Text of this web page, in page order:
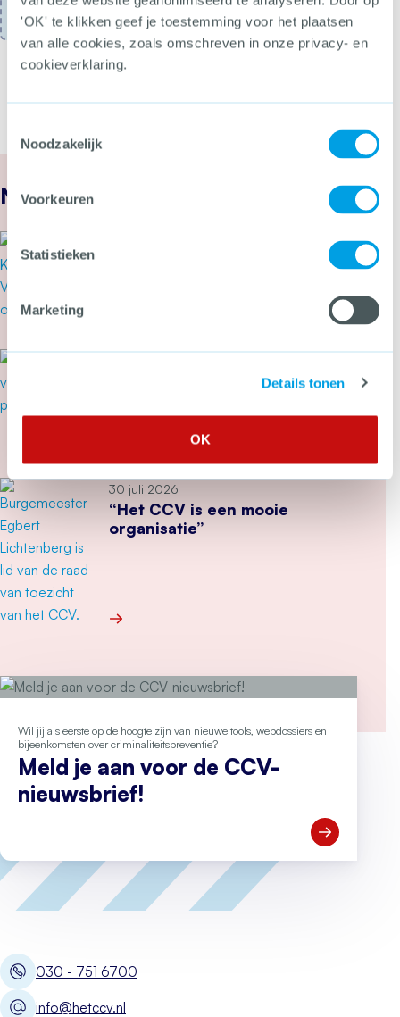
'OK' te klikken geef je toestemming voor het plaatsen
van alle cookies, zoals omschreven in onze privacy- en
cookieverklaring.
Noodzakelijk
Voorkeuren
Statistieken
Marketing
Details tonen
OK
bekijken.
Nieuws
Het CCV actualiseert regels
Meer over Het CCV actualiseert regels voor
Secondant: geweld op Pride
vraag
Meer over Secondant: geweld op Pride dwingt
30 juli 2026
“Het CCV is een mooie
organisatie”
Wil jij als eerste op de hoogte zijn van nieuwe tools, webdossiers en
bijeenkomsten over criminaliteitspreventie?
Meld je aan voor de CCV-
nieuwsbrief!
Open Meld
030 - 751 6700
info@hetccv.nl